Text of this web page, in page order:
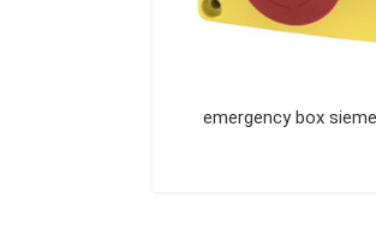
emergency box